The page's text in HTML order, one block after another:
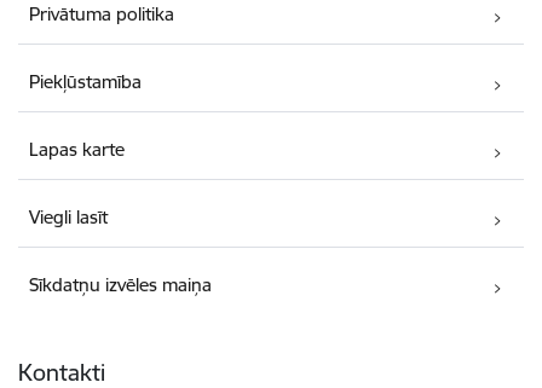
Privātuma politika
Piekļūstamība
Lapas karte
Viegli lasīt
Sīkdatņu izvēles maiņa
Kontakti